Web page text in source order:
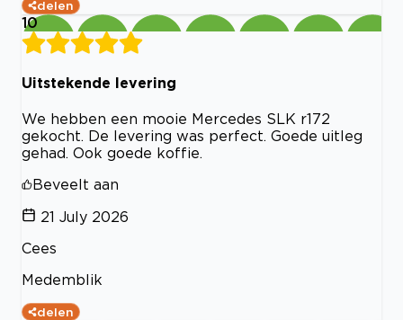
delen
10
Uitstekende levering
We hebben een mooie Mercedes SLK r172
gekocht. De levering was perfect. Goede uitleg
gehad. Ook goede koffie.
Beveelt aan
21 July 2026
Cees
Medemblik
delen